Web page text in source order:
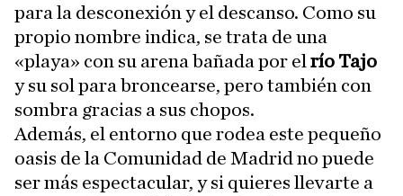
para la desconexión y el descanso. Como su
propio nombre indica, se trata de una
«playa» con su arena bañada por el río Tajo
y su sol para broncearse, pero también con
sombra gracias a sus chopos.
Además, el entorno que rodea este pequeño
oasis de la Comunidad de Madrid no puede
ser más espectacular, y si quieres llevarte a